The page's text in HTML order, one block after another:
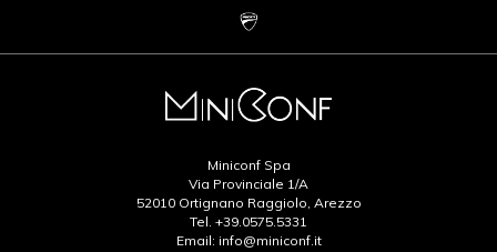
Miniconf Spa
Via Provinciale 1/A
52010 Ortignano Raggiolo, Arezzo
Tel. +39.0575.5331
Email: info@miniconf.it